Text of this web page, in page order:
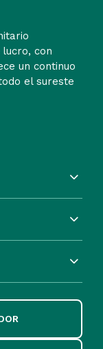
con
un continuo
el sureste